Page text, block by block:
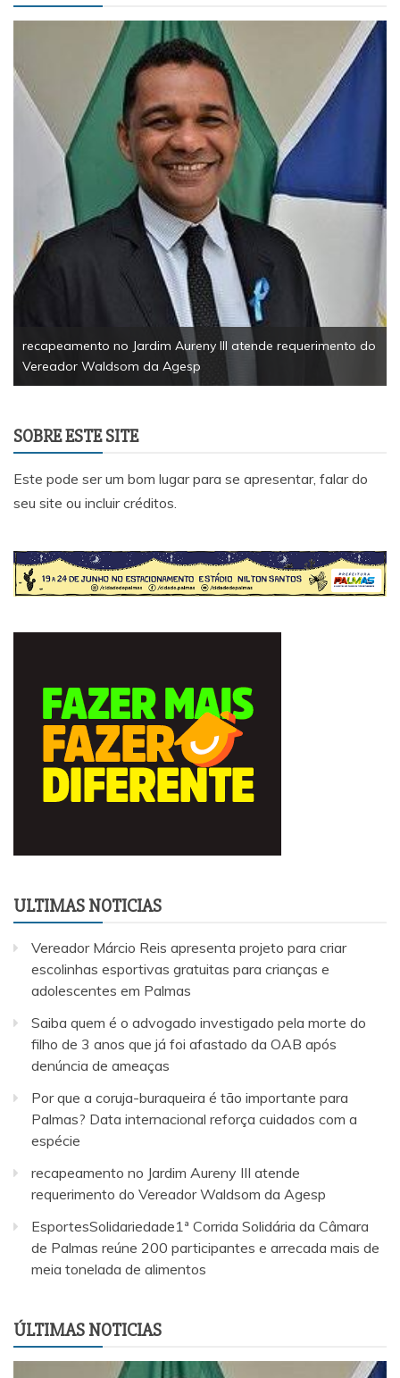
atende requerimento do
EsportesSolidariedade1ª Corrida
Palmas reúne 200 participantes e
tonelada de alimentos
SOBRE ESTE SITE
Este pode ser um bom lugar para se apresentar, falar do
seu site ou incluir créditos.
ULTIMAS NOTICIAS
Vereador Márcio Reis apresenta projeto para criar
escolinhas esportivas gratuitas para crianças e
adolescentes em Palmas
Saiba quem é o advogado investigado pela morte do
filho de 3 anos que já foi afastado da OAB após
denúncia de ameaças
Por que a coruja-buraqueira é tão importante para
Palmas? Data internacional reforça cuidados com a
espécie
recapeamento no Jardim Aureny III atende
requerimento do Vereador Waldsom da Agesp
EsportesSolidariedade1ª Corrida Solidária da Câmara
de Palmas reúne 200 participantes e arrecada mais de
meia tonelada de alimentos
ÚLTIMAS NOTICIAS